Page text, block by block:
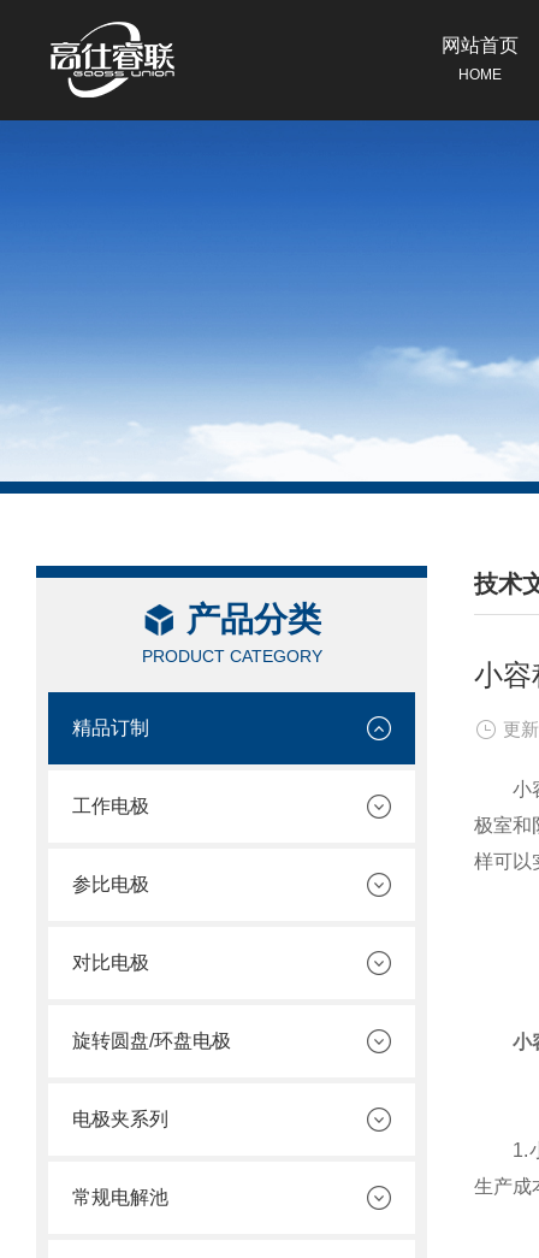
网站首页
HOME
产品分类
PRODUCT CATEGORY
精品订制
工作电极
参比电极
对比电极
旋转圆盘/环盘电极
电极夹系列
常规电解池
技术
/
小容
更
小容
极室和
样可以
小
1.小
生产成